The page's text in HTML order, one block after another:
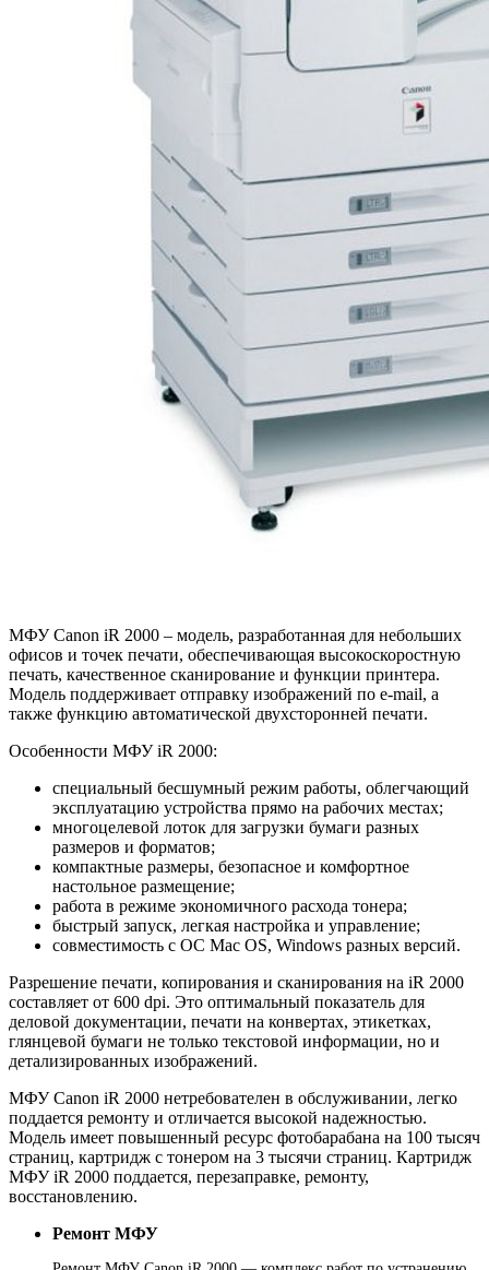
МФУ Canon iR 2000 – модель, разработанная для небольших
офисов и точек печати, обеспечивающая высокоскоростную
печать, качественное сканирование и функции принтера.
Модель поддерживает отправку изображений по e-mail, а
также функцию автоматической двухсторонней печати.
Особенности МФУ iR 2000:
специальный бесшумный режим работы, облегчающий
эксплуатацию устройства прямо на рабочих местах;
многоцелевой лоток для загрузки бумаги разных
размеров и форматов;
компактные размеры, безопасное и комфортное
настольное размещение;
работа в режиме экономичного расхода тонера;
быстрый запуск, легкая настройка и управление;
совместимость с ОС Mac OS, Windows разных версий.
Разрешение печати, копирования и сканирования на iR 2000
составляет от 600 dpi. Это оптимальный показатель для
деловой документации, печати на конвертах, этикетках,
глянцевой бумаги не только текстовой информации, но и
детализированных изображений.
МФУ Canon iR 2000 нетребователен в обслуживании, легко
поддается ремонту и отличается высокой надежностью.
Модель имеет повышенный ресурс фотобарабана на 100 тысяч
страниц, картридж с тонером на 3 тысячи страниц. Картридж
МФУ iR 2000 поддается, перезаправке, ремонту,
восстановлению.
Ремонт МФУ